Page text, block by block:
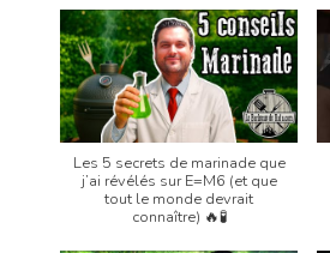
Les 5 secrets de marinade que
j’ai révélés sur E=M6 (et que
tout le monde devrait
connaître) 🔥🧪